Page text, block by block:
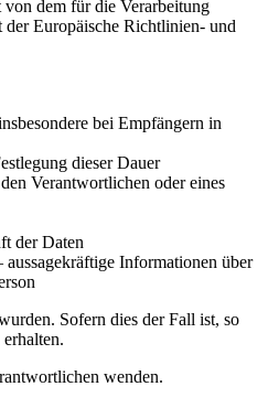
von dem für die Verarbeitung
der Europäische Richtlinien- und
bei Empfängern in
dieser Dauer
Verantwortlichen oder eines
der Daten
Informationen über
Sofern dies der Fall ist, so
wenden.